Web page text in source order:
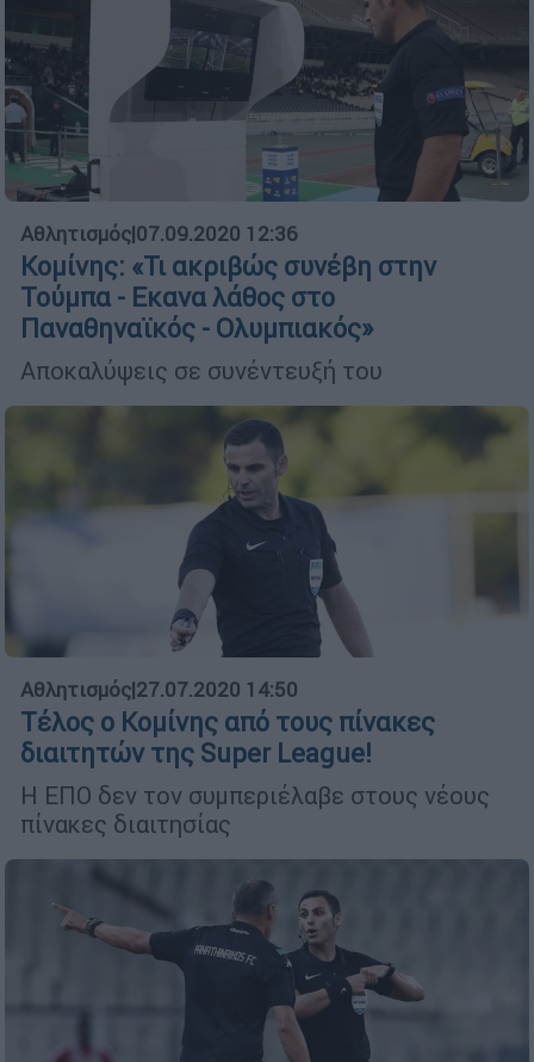
Αθλητισμός|07.09.2020 12:36
Κομίνης: «Τι ακριβώς συνέβη στην
Τούμπα - Εκανα λάθος στο
Παναθηναϊκός - Ολυμπιακός»
Αποκαλύψεις σε συνέντευξή του
Αθλητισμός|27.07.2020 14:50
Τέλος ο Κομίνης από τους πίνακες
διαιτητών της Super League!
Η ΕΠΟ δεν τον συμπεριέλαβε στους νέους
πίνακες διαιτησίας